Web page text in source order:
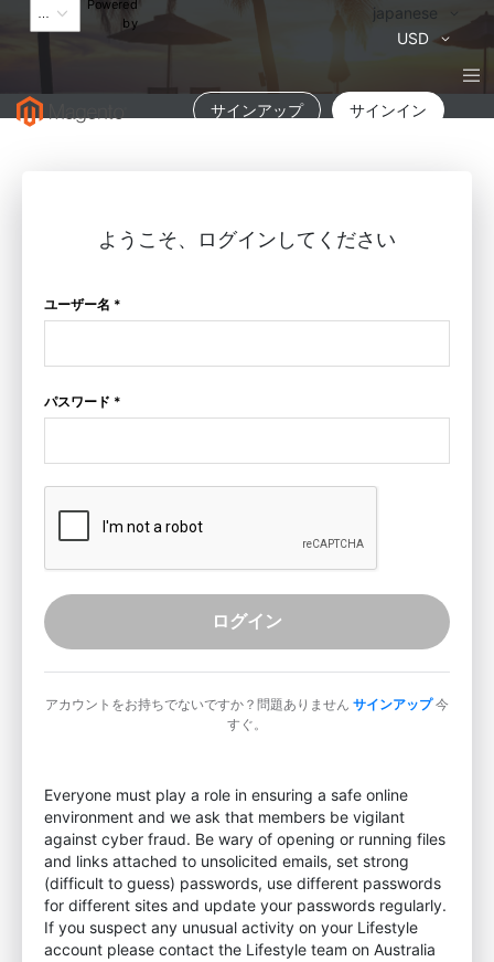
Powered
by
言
japanese
USD
サインアップ サインイン
ようこそ、ログインしてください
ユーザー名 *
パスワード *
ログイン
アカウントをお持ちでないですか？問題ありません サインアップ今
すぐ。
Everyone must play a role in ensuring a safe online
environment and we ask that members be vigilant
against cyber fraud. Be wary of opening or running files
and links attached to unsolicited emails, set strong
(difficult to guess) passwords, use different passwords
for different sites and update your passwords regularly.
If you suspect any unusual activity on your Lifestyle
account please contact the Lifestyle team on Australia